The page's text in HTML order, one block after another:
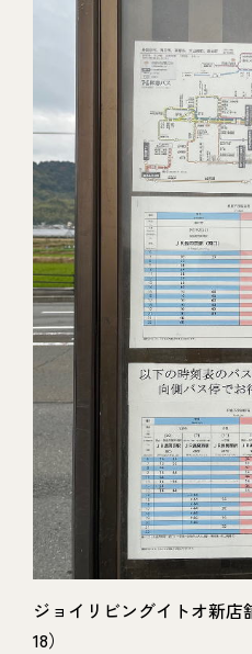
ジョイリビングイトオ新店
18）